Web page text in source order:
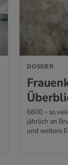
DOSSIER
6600 – so
jährlich an
und weitere